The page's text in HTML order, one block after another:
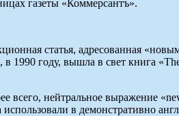
газеты «Коммерсантъ».
статья, адресованная
году, вышла в свет книга
нейтральное выражение
использовали в демонстративно